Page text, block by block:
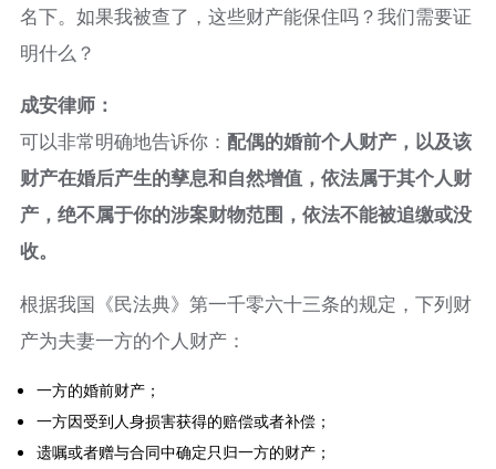
名下。如果我被查了，这些财产能保住吗？我们需要证
明什么？
成安律师：
可以非常明确地告诉你： 配偶的婚前个人财产，以及该
财产在婚后产生的孳息和自然增值，依法属于其个人财
产，绝不属于你的涉案财物范围，依法不能被追缴或没
收。
根据我国《民法典》第一千零六十三条的规定，下列财
产为夫妻一方的个人财产：
一方的婚前财产；
一方因受到人身损害获得的赔偿或者补偿；
遗嘱或者赠与合同中确定只归一方的财产；